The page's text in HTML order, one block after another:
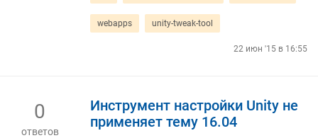
webapps unity-tweak-tool
22 июн '15 в 16:55
0
ответов
Инструмент настройки Unity не
применяет тему 16.04